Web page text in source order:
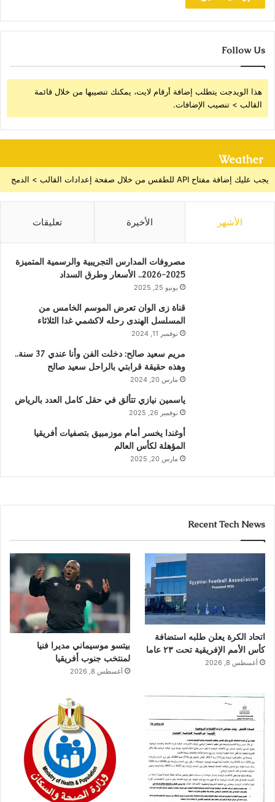
Follow Us
هذا الويدجت يتطلب إضافة أرقام لايت، يمكنك تنصيبها من خلال قائمة
القالب > تنصيب الإضافات.
Weather
يجب عليك إضافة مفتاح API للطقس من خلال صفحة إعدادات القالب > الدمج
الأشهر الأخيرة تعليقات
مصروفات المدارس التجريبية والرسمية المتميزة
2025-2026.. الأسعار وطرق السداد
يونيو 25, 2025
قناة زى الوان تعرض الموسم الخامس من
المسلسل الهندى رحله لاكشمي غدا الثلاثاء
نوفمبر 11, 2024
مريم سعيد صالح: دخلت الفن وأنا عندي 37 سنة..
وهذه حقيقة قرابتي بالراحل سعيد صالح
مارس 20, 2024
ياسمين نيازي تتألق في حقل كامل العدد بالرياض
نوفمبر 26, 2025
أوغندا يخسر أمام موزمبيق بتصفيات أفريقيا
المؤهلة لكأس العالم
مارس 20, 2025
Recent Tech News
اتحاد الكرة يعلن طلبه استضافة
كأس الأمم الإفريقية تحت ٢٣ عاما
أغسطس 8, 2026
بيتسو موسيماني مديرا فنيا
لمنتخب جنوب أفريقيا
أغسطس 8, 2026